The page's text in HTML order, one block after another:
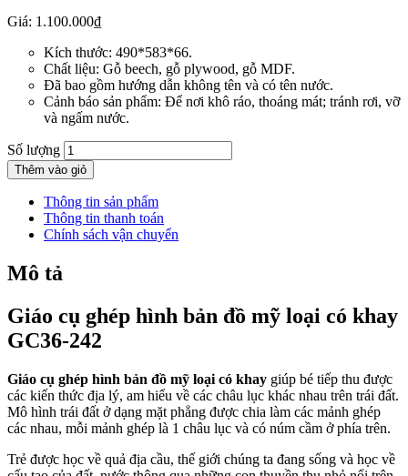
Giá: 1.100.000₫
Kích thước: 490*583*66.
Chất liệu: Gỗ beech, gỗ plywood, gỗ MDF.
Đã bao gồm hướng dẫn không tên và có tên nước.
Cảnh báo sản phẩm: Để nơi khô ráo, thoáng mát; tránh rơi, vỡ
và ngấm nước.
Số lượng
Thêm vào giỏ
Thông tin sản phẩm
Thông tin thanh toán
Chính sách vận chuyển
Mô tả
Giáo cụ ghép hình bản đồ mỹ loại có khay
GC36-242
Giáo cụ ghép hình bản đồ mỹ loại có khay giúp bé tiếp thu được
các kiến thức địa lý, am hiểu về các châu lục khác nhau trên trái đất.
Mô hình trái đất ở dạng mặt phẳng được chia làm các mảnh ghép
các nhau, mỗi mảnh ghép là 1 châu lục và có núm cầm ở phía trên.
Trẻ được học về quả địa cầu, thế giới chúng ta đang sống và học về